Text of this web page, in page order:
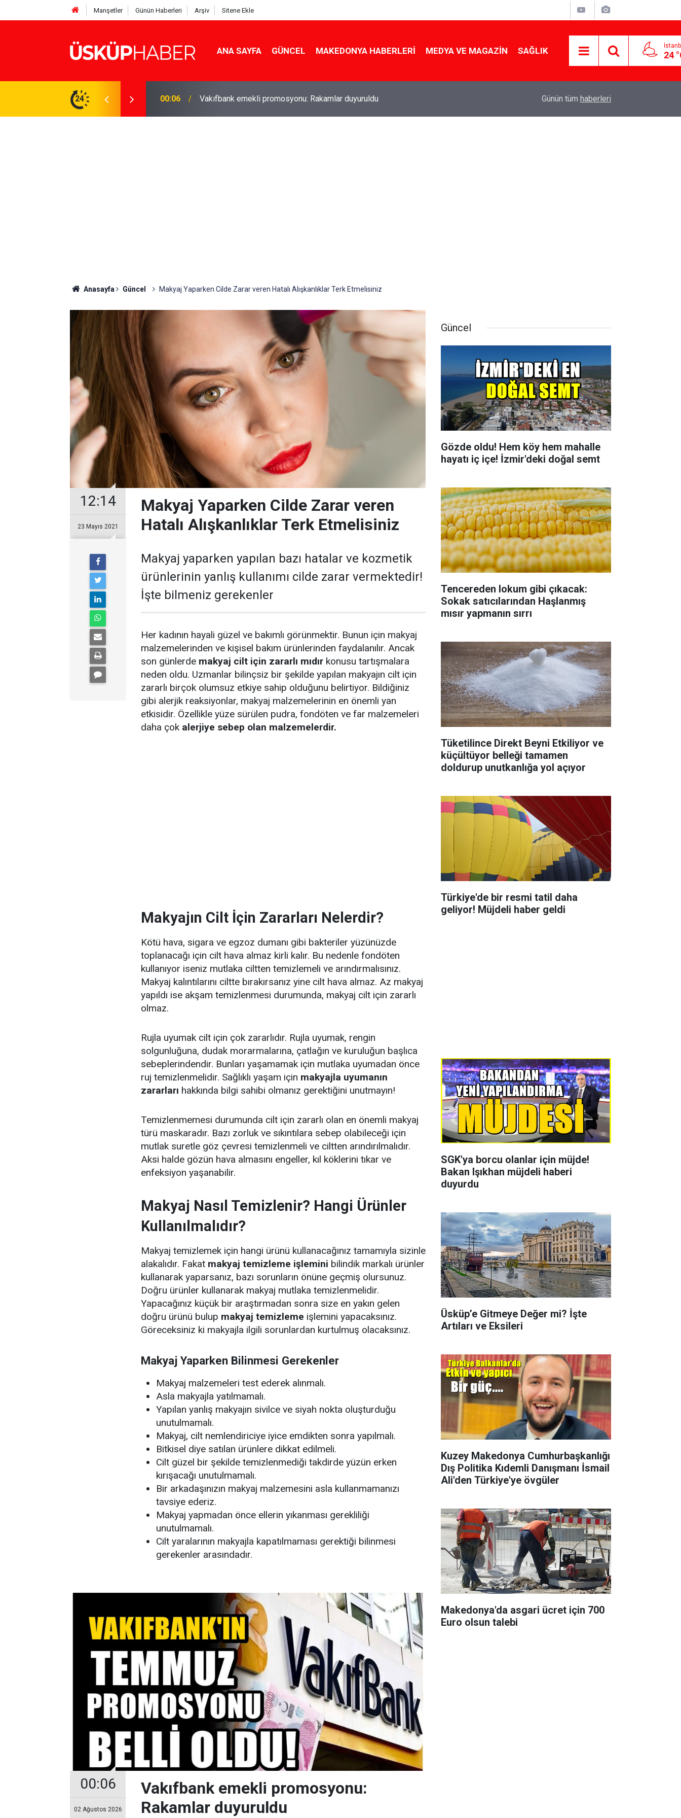
Manşetler Günün Haberleri Arşiv Sitene Ekle
ANA SAYFA GÜNCEL MAKEDONYA HABERLERI MEDYA VE MAGAZIN SAĞLIK 24
24 19:21 Gözde oldu! Hem köy hem mahalle hayatı iç içe! İzmir'deki doğal semt
yapmanın sırrı
Günün tüm haberleri
Anasayfa Güncel Makyaj Yaparken Cilde Zarar veren Hatalı Alışkanlıklar Terk Etmelisiniz
12:14
23 Mayıs 2021
Makyaj Yaparken Cilde Zarar veren
Hatalı Alışkanlıklar Terk Etmelisiniz
Makyaj yaparken yapılan bazı hatalar ve kozmetik
ürünlerinin yanlış kullanımı cilde zarar vermektedir!
İşte bilmeniz gerekenler
Her kadının hayali güzel ve bakımlı görünmektir. Bunun için makyaj
malzemelerinden ve kişisel bakım ürünlerinden faydalanılır. Ancak
son günlerde makyaj cilt için zararlı mıdır konusu tartışmalara
neden oldu. Uzmanlar bilinçsiz bir şekilde yapılan makyajın cilt için
zararlı birçok olumsuz etkiye sahip olduğunu belirtiyor. Bildiğiniz
gibi alerjik reaksiyonlar, makyaj malzemelerinin en önemli yan
etkisidir. Özellikle yüze sürülen pudra, fondöten ve far malzemeleri
daha çok alerjiye sebep olan malzemelerdir.
Makyajın Cilt İçin Zararları Nelerdir?
Kötü hava, sigara ve egzoz dumanı gibi bakteriler yüzünüzde
toplanacağı için cilt hava almaz kirli kalır. Bu nedenle fondöten
kullanıyor iseniz mutlaka ciltten temizlemeli ve arındırmalısınız.
Makyaj kalıntılarını ciltte bırakırsanız yine cilt hava almaz. Az makyaj
yapıldı ise akşam temizlenmesi durumunda, makyaj cilt için zararlı
olmaz.
Rujla uyumak cilt için çok zararlıdır. Rujla uyumak, rengin
solgunluğuna, dudak morarmalarına, çatlağın ve kuruluğun başlıca
sebeplerindendir. Bunları yaşamamak için mutlaka uyumadan önce
ruj temizlenmelidir. Sağlıklı yaşam için makyajla uyumanın
zararları hakkında bilgi sahibi olmanız gerektiğini unutmayın!
Temizlenmemesi durumunda cilt için zararlı olan en önemli makyaj
türü maskaradır. Bazı zorluk ve sıkıntılara sebep olabileceği için
mutlak suretle göz çevresi temizlenmeli ve ciltten arındırılmalıdır.
Aksi halde gözün hava almasını engeller, kıl köklerini tıkar ve
enfeksiyon yaşanabilir.
Makyaj Nasıl Temizlenir? Hangi Ürünler
Kullanılmalıdır?
Makyaj temizlemek için hangi ürünü kullanacağınız tamamıyla sizinle
alakalıdır. Fakat makyaj temizleme işlemini bilindik markalı ürünler
kullanarak yaparsanız, bazı sorunların önüne geçmiş olursunuz.
Doğru ürünler kullanarak makyaj mutlaka temizlenmelidir.
Yapacağınız küçük bir araştırmadan sonra size en yakın gelen
doğru ürünü bulup makyaj temizleme işlemini yapacaksınız.
Göreceksiniz ki makyajla ilgili sorunlardan kurtulmuş olacaksınız.
Makyaj Yaparken Bilinmesi Gerekenler
Makyaj malzemeleri test ederek alınmalı.
Asla makyajla yatılmamalı.
Yapılan yanlış makyajın sivilce ve siyah nokta oluşturduğu
unutulmamalı.
Makyaj, cilt nemlendiriciye iyice emdikten sonra yapılmalı.
Bitkisel diye satılan ürünlere dikkat edilmeli.
Cilt güzel bir şekilde temizlenmediği takdirde yüzün erken
kırışacağı unutulmamalı.
Bir arkadaşınızın makyaj malzemesini asla kullanmamanızı
tavsiye ederiz.
Makyaj yapmadan önce ellerin yıkanması gerekliliği
unutulmamalı.
Cilt yaralarının makyajla kapatılmaması gerektiği bilinmesi
gerekenler arasındadır.
00:06
02 Ağustos 2026
Vakıfbank emekli promosyonu:
Rakamlar duyuruldu
Güncel
Gözde oldu! Hem köy hem mahalle
hayatı iç içe! İzmir'deki doğal semt
Tencereden lokum gibi çıkacak:
Sokak satıcılarından Haşlanmış
mısır yapmanın sırrı
Tüketilince Direkt Beyni Etkiliyor ve
küçültüyor belleği tamamen
doldurup unutkanlığa yol açıyor
Türkiye'de bir resmi tatil daha
geliyor! Müjdeli haber geldi
SGK'ya borcu olanlar için müjde!
Bakan Işıkhan müjdeli haberi
duyurdu
Üsküp’e Gitmeye Değer mi? İşte
Artıları ve Eksileri
Kuzey Makedonya Cumhurbaşkanlığı
Dış Politika Kıdemli Danışmanı İsmail
Ali'den Türkiye'ye övgüler
Makedonya'da asgari ücret için 700
Euro olsun talebi